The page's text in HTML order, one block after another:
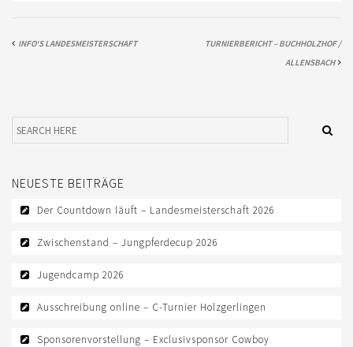
INFO‘S LANDESMEISTERSCHAFT
TURNIERBERICHT – BUCHHOLZHOF /
ALLENSBACH
NEUESTE BEITRÄGE
Der Countdown läuft – Landesmeisterschaft 2026
Zwischenstand – Jungpferdecup 2026
Jugendcamp 2026
Ausschreibung online – C-Turnier Holzgerlingen
Sponsorenvorstellung – Exclusivsponsor Cowboy